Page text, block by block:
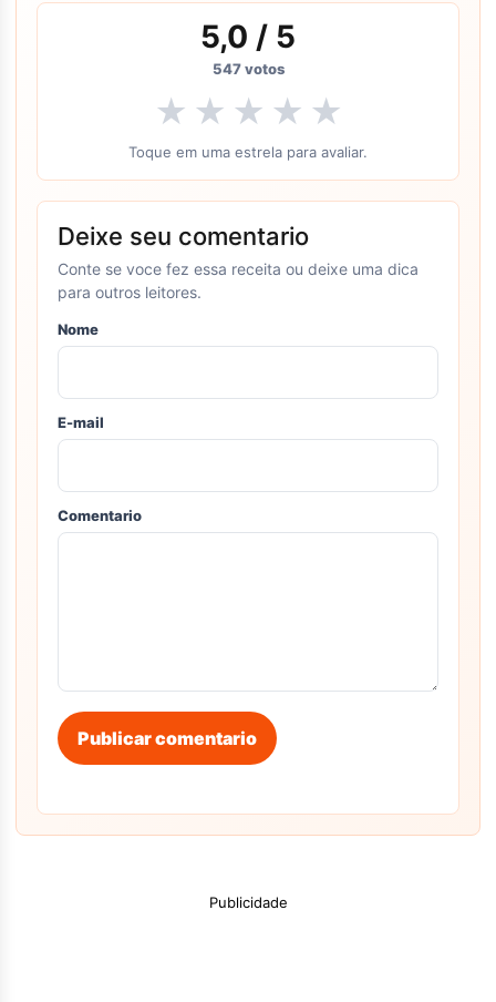
5,0 / 5
547votos
★ ★ ★ ★ ★
Toque em uma estrela para avaliar.
Deixe seu comentario
Conte se voce fez essa receita ou deixe uma dica
para outros leitores.
Nome
E-mail
Comentario
Publicar comentario
Publicidade